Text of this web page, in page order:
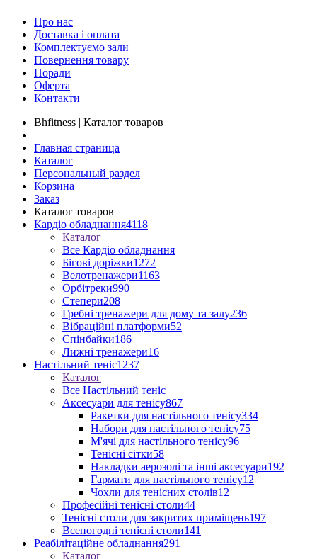
Про нас
Доставка і оплата
Комплектуємо зали
Повернення товару
Поради
Оферта
Контакти
Bhfitness | Каталог товаров
Главная страница
Каталог
Персональный раздел
Корзина
Заказ
Каталог товаров
Кардіо обладнання4118
Каталог
Все Кардіо обладнання
Бігові доріжки1272
Велотренажери1163
Орбітреки990
Степери208
Гребні тренажери для дому та залу236
Вібраційні платформи52
Спінбайки186
Лижні тренажери16
Настільний теніс1237
Каталог
Все Настільний теніс
Аксесуари для тенісу867
Ракетки для настільного тенісу334
Набори для настільного тенісу75
М'ячі для настільного тенісу96
Тенісні сітки58
Накладки аерозолі та інші аксесуари192
Гармати для настільного тенісу12
Чохли для тенісних столів12
Професійні тенісні столи44
Тенісні столи для закритих приміщень197
Всепогодні тенісні столи141
Реабілітаційне обладнання291
Каталог